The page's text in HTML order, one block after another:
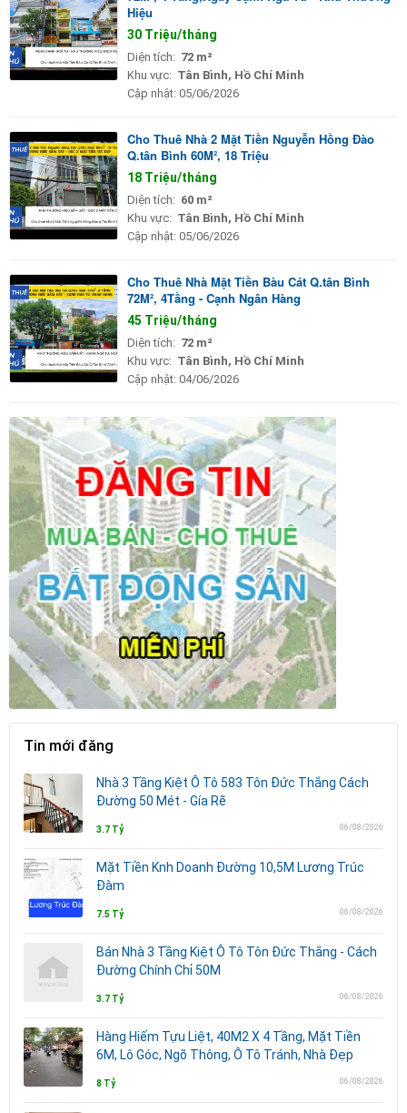
Hiệu
30 Triệu/tháng
Diện tích: 72 m²
Khu vực: Tân Bình, Hồ Chí Minh
Cập nhật: 05/06/2026
Cho Thuê Nhà 2 Mặt Tiền Nguyễn Hồng Đào
Q.tân Bình 60M², 18 Triệu
18 Triệu/tháng
Diện tích: 60 m²
Khu vực: Tân Bình, Hồ Chí Minh
Cập nhật: 05/06/2026
Cho Thuê Nhà Mặt Tiền Bàu Cát Q.tân Bình
72M², 4Tầng - Cạnh Ngân Hàng
45 Triệu/tháng
Diện tích: 72 m²
Khu vực: Tân Bình, Hồ Chí Minh
Cập nhật: 04/06/2026
Tin mới đăng
Nhà 3 Tầng Kiệt Ô Tô 583 Tôn Đức Thắng Cách
Đường 50 Mét - Gía Rẽ
3.7 Tỷ 06/08/2026
Mặt Tiền Knh Doanh Đường 10,5M Lương Trúc
Đàm
7.5 Tỷ 06/08/2026
Bán Nhà 3 Tầng Kiệt Ô Tô Tôn Đức Thắng - Cách
Đường Chính Chỉ 50M
3.7 Tỷ 06/08/2026
Hàng Hiếm Tựu Liệt, 40M2 X 4 Tầng, Mặt Tiền
6M, Lô Góc, Ngõ Thông, Ô Tô Tránh, Nhà Đẹp
8 Tỷ 06/08/2026